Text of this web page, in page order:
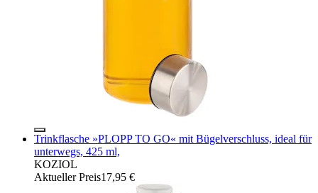
Trinkflasche »PLOPP TO GO« mit Bügelverschluss, ideal für
unterwegs, 425 ml,
KOZIOL
Aktueller Preis17,95 €